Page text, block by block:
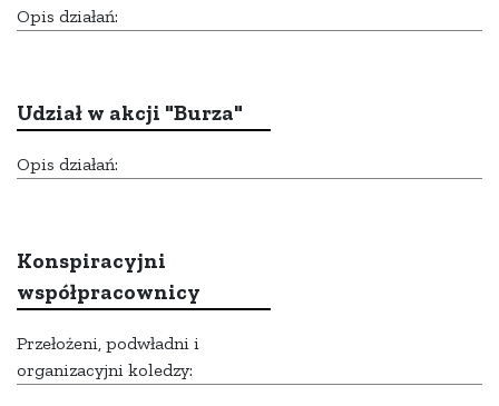
Opis działań:
Udział w akcji "Burza"
Opis działań:
Konspiracyjni
współpracownicy
Przełożeni, podwładni i
organizacyjni koledzy: